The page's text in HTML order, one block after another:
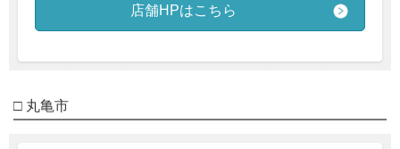
店舗HPはこちら
□ 丸亀市